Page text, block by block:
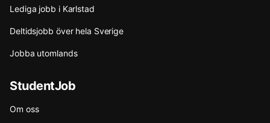
Lediga jobb i Karlstad
Deltidsjobb över hela Sverige
Jobba utomlands
StudentJob
Om oss